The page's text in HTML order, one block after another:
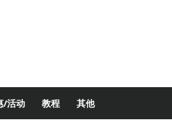
/活动 教程 其他